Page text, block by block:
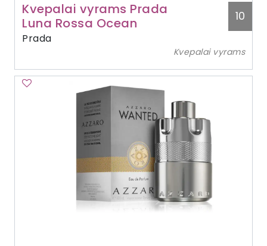
Kvepalai vyrams Prada
Luna Rossa Ocean
Prada
10
Kvepalai vyrams